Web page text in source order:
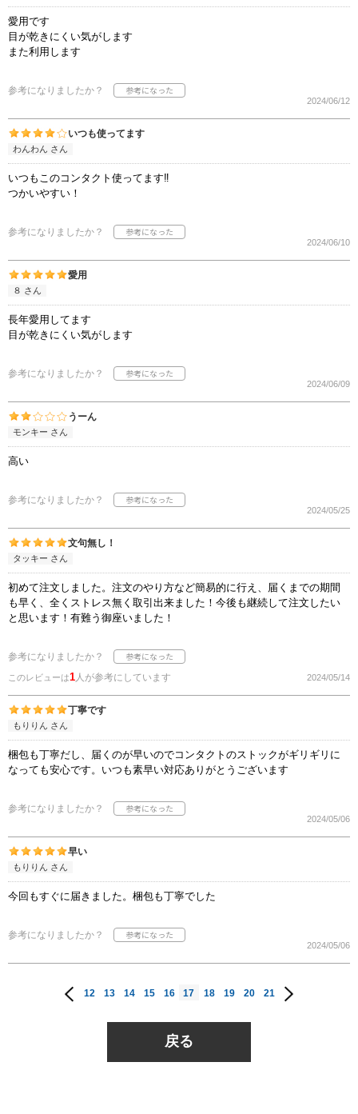
愛用です
目が乾きにくい気がします
また利用します
参考になりましたか？
2024/06/12
いつも使ってます
わんわん さん
いつもこのコンタクト使ってます‼️
つかいやすい！
参考になりましたか？
2024/06/10
愛用
８ さん
長年愛用してます
目が乾きにくい気がします
参考になりましたか？
2024/06/09
うーん
モンキー さん
高い
参考になりましたか？
2024/05/25
文句無し！
タッキー さん
初めて注文しました。注文のやり方など簡易的に行え、届くまでの期間
も早く、全くストレス無く取引出来ました！今後も継続して注文したい
と思います！有難う御座いました！
参考になりましたか？
このレビューは1人が参考にしています 2024/05/14
丁寧です
もりりん さん
梱包も丁寧だし、届くのが早いのでコンタクトのストックがギリギリに
なっても安心です。いつも素早い対応ありがとうございます
参考になりましたか？
2024/05/06
早い
もりりん さん
今回もすぐに届きました。梱包も丁寧でした
参考になりましたか？
2024/05/06
12 13 14 15 16 17 18 19 20 21
戻る